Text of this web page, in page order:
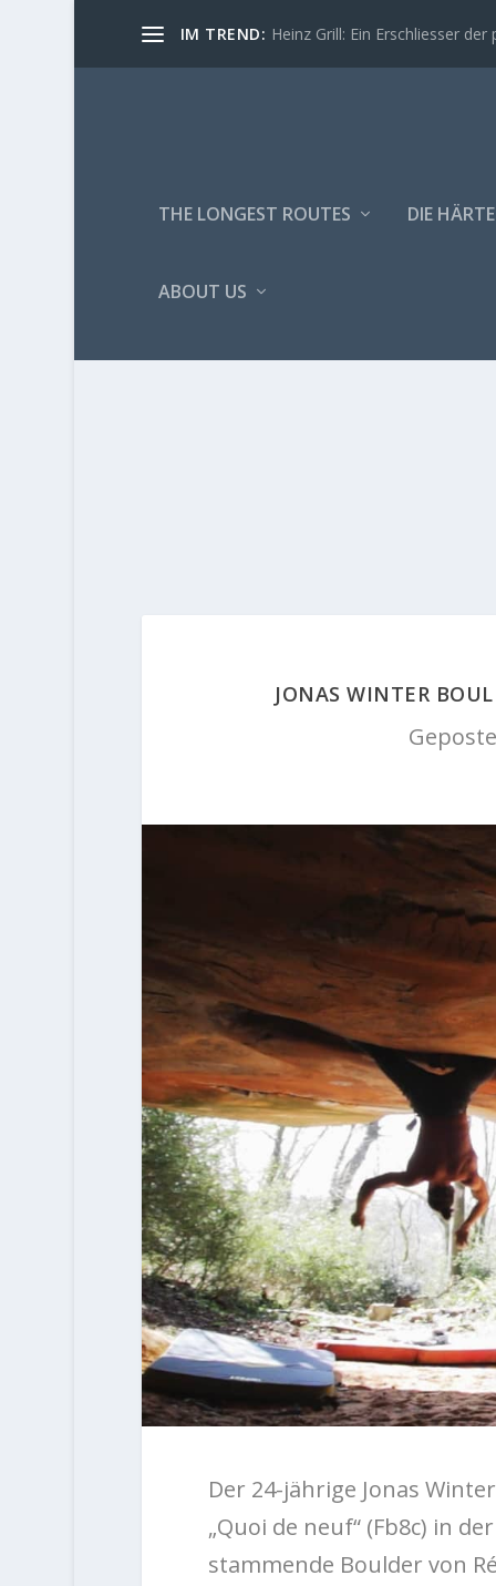
IM TREND: Heinz Grill: Ein Erschliesser
THE LONGEST ROUTES DIE
ABOUT US
JONAS WINTER
Der 24-jährige Jonas
„Quoi de neuf“ (Fb8c) in
stammende Boulder von